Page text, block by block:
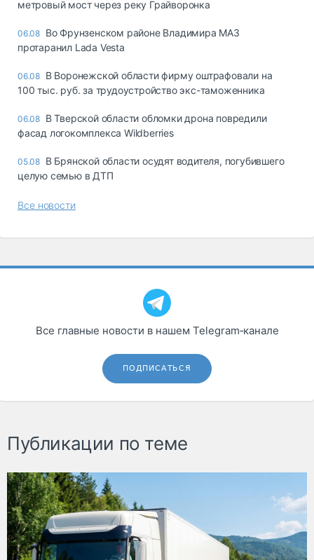
метровый мост через реку Грайворонка
06.08 Во Фрунзенском районе Владимира МАЗ
протаранил Lada Vesta
06.08 В Воронежской области фирму оштрафовали на
100 тыс. руб. за трудоустройство экс-таможенника
06.08 В Тверской области обломки дрона повредили
фасад логокомплекса Wildberries
05.08 В Брянской области осудят водителя, погубившего
целую семью в ДТП
Все новости
Все главные новости в нашем Telegram‑канале
ПОДПИСАТЬСЯ
Публикации по теме